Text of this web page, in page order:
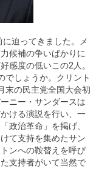
迫ってきました。メ
候補の争いばかりに
感度の低いこの2人。
でしょうか。クリント
末の民主党全国大会初
ニー・サンダースは
ける演説を行い、一
政治革命」を掲げ、
て支持を集めたサン
ンへの鞍替えを呼び
支持者がいて当然で